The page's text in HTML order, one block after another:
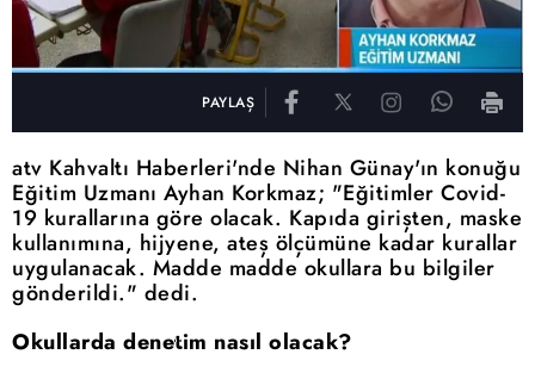
PAYLAŞ
atv Kahvaltı Haberleri'nde Nihan Günay'ın konuğu
Eğitim Uzmanı Ayhan Korkmaz; "Eğitimler Covid-
19 kurallarına göre olacak. Kapıda girişten, maske
kullanımına, hijyene, ateş ölçümüne kadar kurallar
uygulanacak. Madde madde okullara bu bilgiler
gönderildi." dedi.
Okullarda denetim nasıl olacak?